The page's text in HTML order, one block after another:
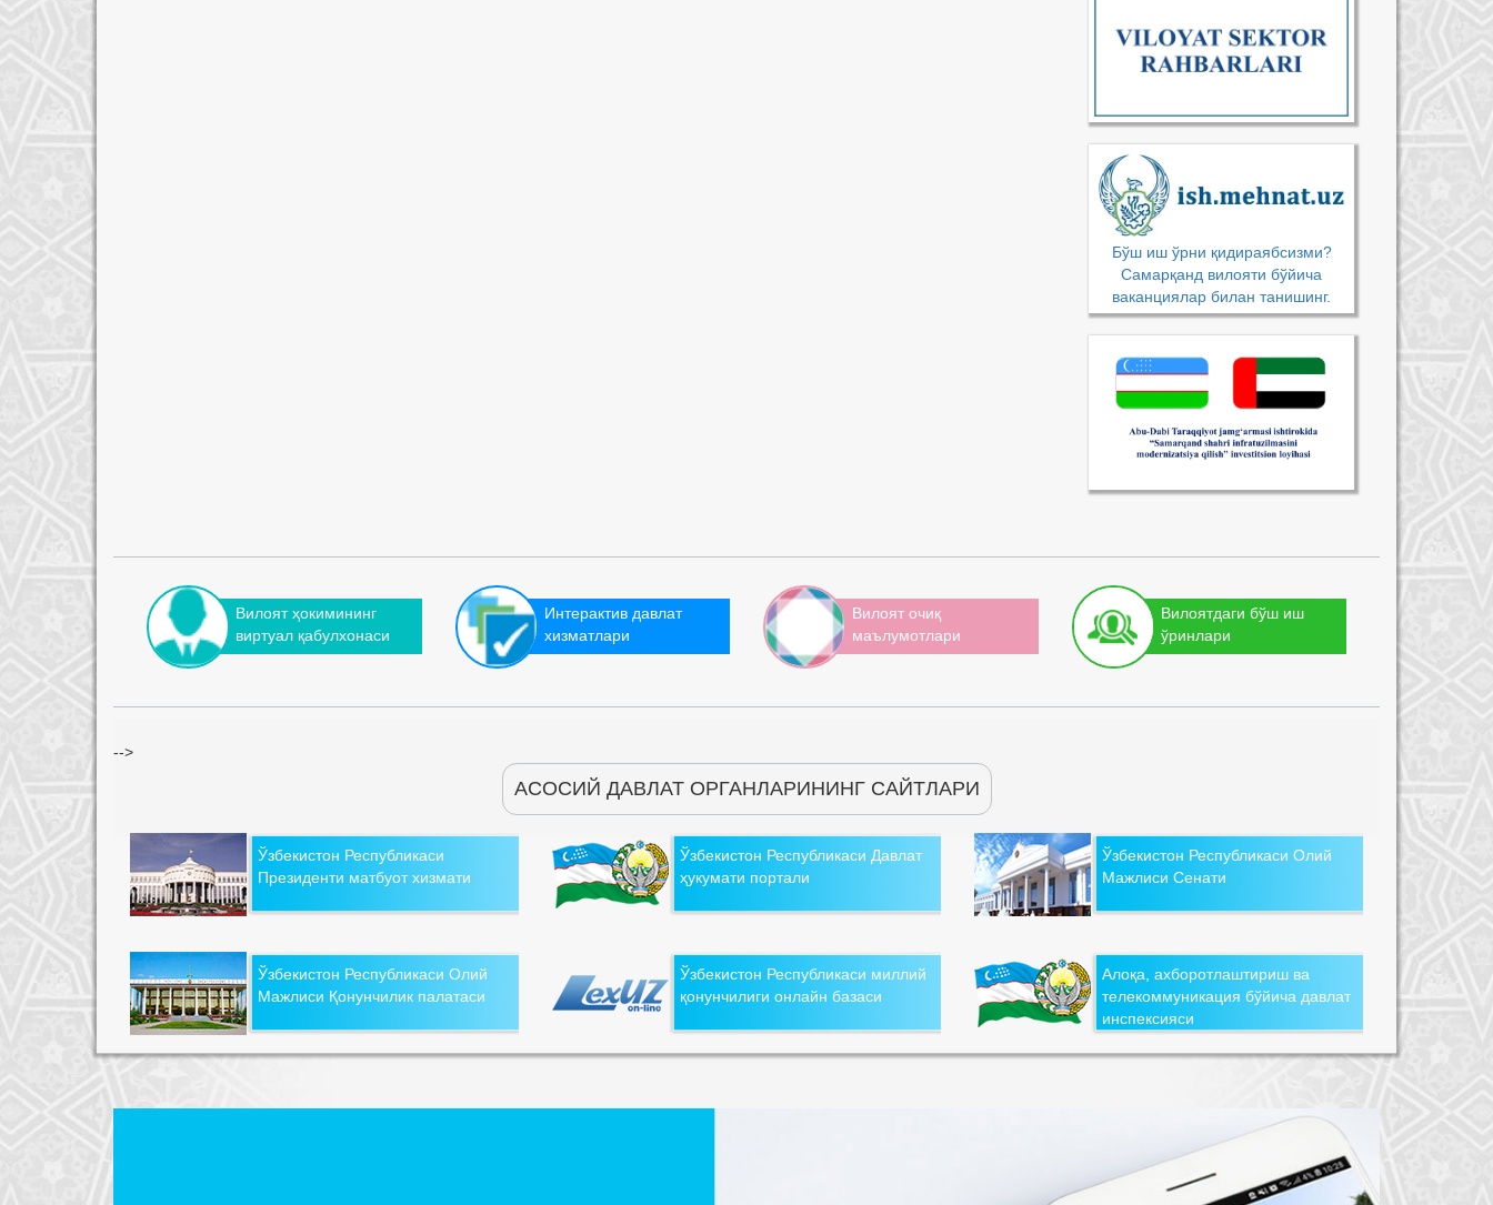
Бўш иш ўрни қидираябсизми?
Самарқанд вилояти бўйича
ваканциялар билан танишинг.
Вилоят ҳокимининг
виртуал қабулхонаси
Интерактив давлат
хизматлари
Вилоят очиқ
маълумотлари
Вилоятдаги бўш иш
ўринлари
-->
АСОСИЙ ДАВЛАТ ОРГАНЛАРИНИНГ САЙТЛАРИ
Ўзбекистон Республикаси
Президенти матбуот хизмати
Ўзбекистон Республикаси Давлат
ҳукумати портали
Ўзбекистон Республикаси Олий
Мажлиси Сенати
Ўзбекистон Республикаси Олий
Мажлиси Қонунчилик палатаси
Ўзбекистон Республикаси миллий
қонунчилиги онлайн базаси
Алоқа, ахборотлаштириш ва
телекоммуникация бўйича давлат
инспексияси